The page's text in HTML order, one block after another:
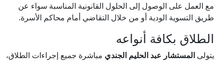
مع العمل على الوصول إلى الحلول القانونية المناسبة سواء عن
طريق التسوية الودية أو من خلال التقاضي أمام محاكم الأسرة.
الطلاق بكافة أنواعه
يتولى المستشار عبد الحليم الجندي مباشرة جميع إجراءات الطلاق،